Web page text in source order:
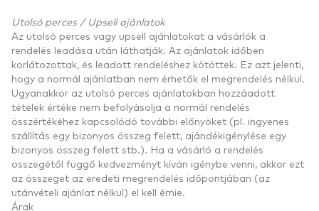
Utolsó perces / Upsell ajánlatok
Az utolsó perces vagy upsell ajánlatokat a vásárlók a
rendelés leadása után láthatják. Az ajánlatok időben
korlátozottak, és leadott rendeléshez kötöttek. Ez azt jelenti,
hogy a normál ajánlatban nem érhetők el megrendelés nélkül.
Ugyanakkor az utolsó perces ajánlatokban hozzáadott
tételek értéke nem befolyásolja a normál rendelés
összértékéhez kapcsolódó további előnyöket (pl. ingyenes
szállítás egy bizonyos összeg felett, ajándékigénylése egy
bizonyos összeg felett stb.). Ha a vásárló a rendelés
összegétől függő kedvezményt kíván igénybe venni, akkor ezt
az összeget az eredeti megrendelés időpontjában (az
utánvételi ajánlat nélkül) el kell érnie.
Árak